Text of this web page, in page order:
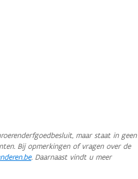
maar staat in geen
Bij opmerkingen of vragen over de
. Daarnaast vindt u meer